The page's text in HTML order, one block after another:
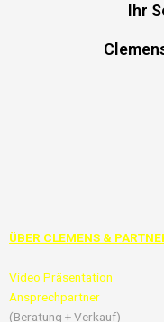
Ihr
ÜBER CLEMENS &
Video Präsentation
Ansprechpartner
(Beratung + Verkauf)